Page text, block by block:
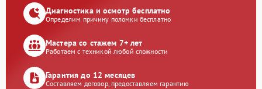
Диагностика и осмотр бесплатно
Определим причину поломки бесплатно
Мастера со стажем 7+ лет
Работаем с техникой любой сложности
Гарантия до 12 месяцев
Составляем договор, предоставляем гарантию